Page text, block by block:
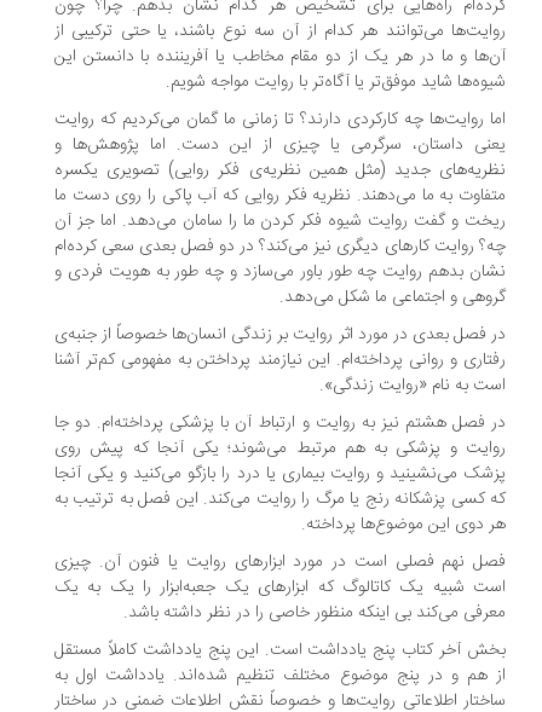
راه‌هایی برای تشخیص هر کدام نشان بدهم. چرا؟ چون
می‌توانند هر کدام از آن سه نوع باشند، یا حتی ترکیبی از
و ما در هر یک از دو مقام مخاطب یا آفریننده با دانستن این
شاید موفق‌تر یا آگاه‌تر با روایت مواجه شویم.
روایت‌ها چه کارکردی دارند؟ تا زمانی ما گمان می‌کردیم که روایت
داستان، سرگرمی یا چیزی از این دست. اما پژوهش‌ها و
جدید (مثل همین نظریه‌ی فکر روایی) تصویری یکسره
به ما می‌دهند. نظریه فکر روایی که آب پاکی را روی دست ما
و گفت روایت شیوه فکر کردن ما را سامان می‌دهد. اما جز آن
روایت کارهای دیگری نیز می‌کند؟ در دو فصل بعدی سعی کرده‌ام
بدهم روایت چه طور باور می‌سازد و چه طور به هویت فردی و
و اجتماعی ما شکل می‌دهد.
فصل بعدی در مورد اثر روایت بر زندگی انسان‌ها خصوصاً از جنبه‌ی
و روانی پرداخته‌ام. این نیازمند پرداختن به مفهومی کم‌تر آشنا
به نام «روایت زندگی».
فصل هشتم نیز به روایت و ارتباط آن با پزشکی پرداخته‌ام. دو جا
و پزشکی به هم مرتبط می‌شوند؛ یکی آنجا که پیش روی
می‌نشینید و روایت بیماری یا درد را بازگو می‌کنید و یکی آنجا
کسی پزشکانه رنج یا مرگ را روایت می‌کند. این فصل به ترتیب به
دوی این موضوع‌ها پرداخته.
نهم فصلی است در مورد ابزارهای روایت یا فنون آن. چیزی
شبیه یک کاتالوگ که ابزارهای یک جعبه‌ابزار را یک به یک
می‌کند بی اینکه منظور خاصی را در نظر داشته باشد.
آخر کتاب پنج یادداشت است. این پنج یادداشت کاملاً مستقل
هم و در پنج موضوع مختلف تنظیم شده‌اند. یادداشت اول به
اطلاعاتی روایت‌ها و خصوصاً نقش اطلاعات ضمنی در ساختار